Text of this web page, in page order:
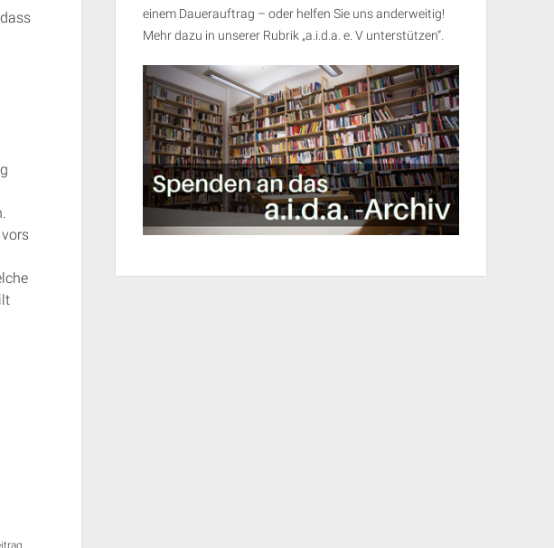
einem Dauerauftrag – oder helfen Sie uns anderweitig!
Mehr dazu in unserer Rubrik „a.i.d.a. e. V unterstützen“.